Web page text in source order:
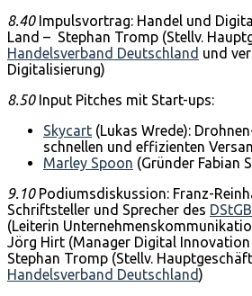
8.40 Impulsvortrag: Handel und
Land – Stephan Tromp (Stellv.
Handelsverband Deutschland und
Digitalisierung)
8.50 Input Pitches mit Start-ups:
Skycart (Lukas Wrede):
schnellen und effizienten
Marley Spoon (Gründer Fabian
9.10 Podiumsdiskussion: Franz-
Schriftsteller und Sprecher des DStGB
(Leiterin
Jörg Hirt (Manager Digital Innovation
Stephan Tromp (Stellv.
Handelsverband Deutschland)